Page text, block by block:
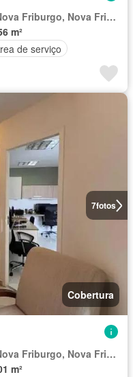
Região Geográfica Imediata de Nova Friburgo, Nova Friburgo
m²
de serviço
7fotos
Cobertura
Região Geográfica Imediata de Nova Friburgo, Nova Friburgo
m²